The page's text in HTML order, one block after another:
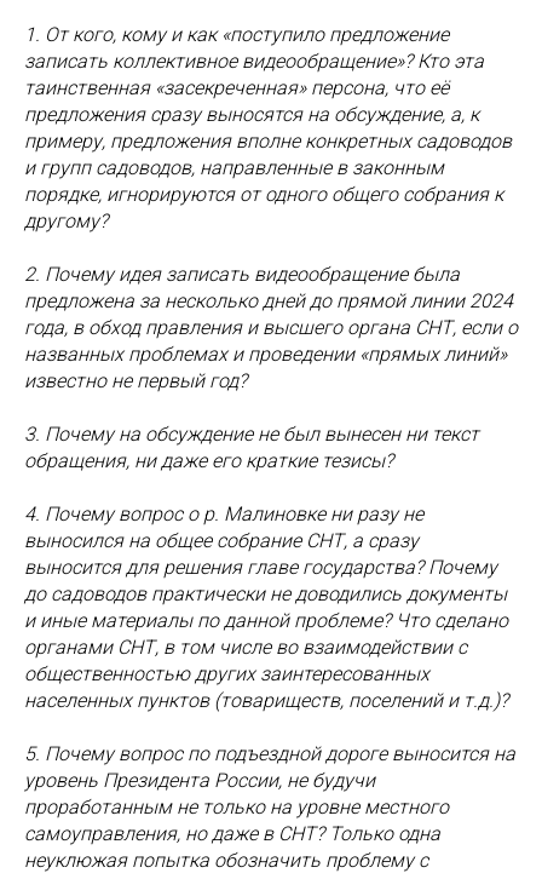
1. От кого, кому и как «поступило предложение
записать коллективное видеообращение»? Кто эта
таинственная «засекреченная» персона, что её
предложения сразу выносятся на обсуждение, а, к
примеру, предложения вполне конкретных садоводов
и групп садоводов, направленные в законным
порядке, игнорируются от одного общего собрания к
другому?
2. Почему идея записать видеообращение была
предложена за несколько дней до прямой линии 2024
года, в обход правления и высшего органа СНТ, если о
названных проблемах и проведении «прямых линий»
известно не первый год?
3. Почему на обсуждение не был вынесен ни текст
обращения, ни даже его краткие тезисы?
4. Почему вопрос о р. Малиновке ни разу не
выносился на общее собрание СНТ, а сразу
выносится для решения главе государства? Почему
до садоводов практически не доводились документы
и иные материалы по данной проблеме? Что сделано
органами СНТ, в том числе во взаимодействии с
общественностью других заинтересованных
населенных пунктов (товариществ, поселений и т.д.)?
5. Почему вопрос по подъездной дороге выносится на
уровень Президента России, не будучи
проработанным не только на уровне местного
самоуправления, но даже в СНТ? Только одна
неуклюжая попытка обозначить проблему с